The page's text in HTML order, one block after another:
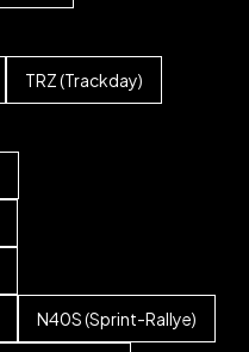
TRZ (Trackday)
N40S (Sprint-Rallye)